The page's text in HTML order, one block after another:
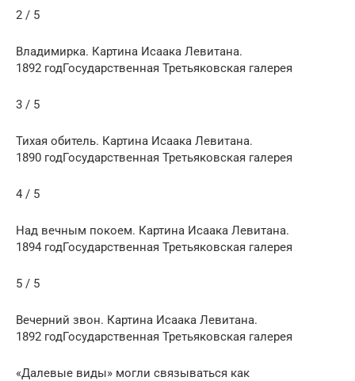
2 / 5
Владимирка. Картина Исаака Левитана.
1892 годГосударственная Третьяковская галерея
3 / 5
Тихая обитель. Картина Исаака Левитана.
1890 годГосударственная Третьяковская галерея
4 / 5
Над вечным покоем. Картина Исаака Левитана.
1894 годГосударственная Третьяковская галерея
5 / 5
Вечерний звон. Картина Исаака Левитана.
1892 годГосударственная Третьяковская галерея
«Далевые виды» могли связыва­ться как